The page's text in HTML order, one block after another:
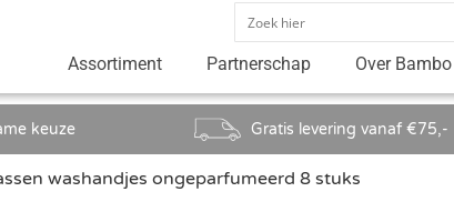
Assortiment Partnerschap Over
keuze Gratis levering vanaf €75,-
washandjes ongeparfumeerd 8 stuks